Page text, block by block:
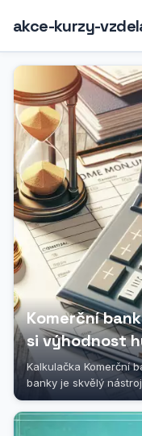
akce-kurzy-
Komerční
si výhodnost
Kalkulačka Komerční
banky je skvělý
finance pod